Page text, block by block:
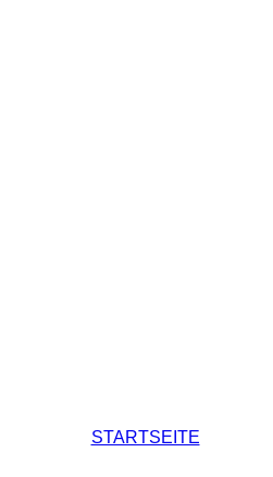
STARTSEITE